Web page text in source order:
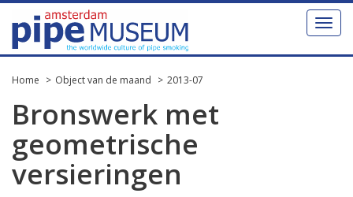
Toggle
Home Object van de maand 2013-07
Bronswerk met
geometrische
versieringen